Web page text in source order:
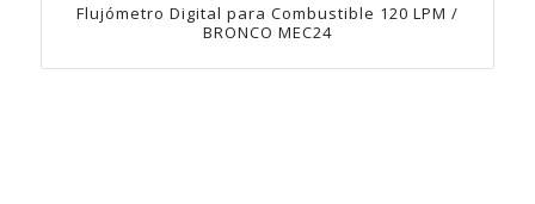
Flujómetro Digital para Combustible 120 LPM /
BRONCO MEC24